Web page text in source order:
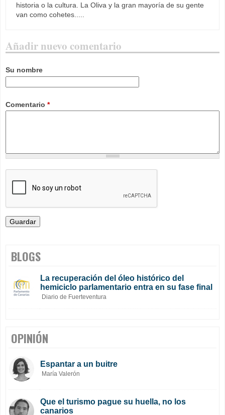
historia o la cultura. La Oliva y la gran mayoría de su gente
van como cohetes.....
Añadir nuevo comentario
Su nombre
Comentario *
BLOGS
La recuperación del óleo histórico del
hemiciclo parlamentario entra en su fase final
Diario de Fuerteventura
OPINIÓN
Espantar a un buitre
María Valerón
Que el turismo pague su huella, no los
canarios